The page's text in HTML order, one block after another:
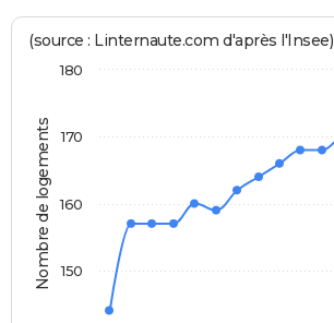
Nombre de logements
(source : Linternaute.com d'après l'Insee)
150
160
170
180